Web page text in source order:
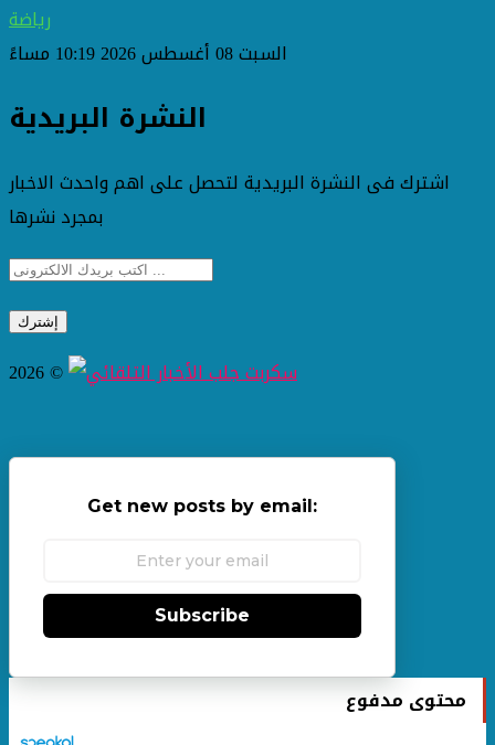
رياضة
السبت 08 أغسطس 2026 10:19 مساءً
النشرة البريدية
اشترك فى النشرة البريدية لتحصل على اهم واحدث الاخبار
بمجرد نشرها
2026 ©
Get new posts by email:
Subscribe
محتوى مدفوع